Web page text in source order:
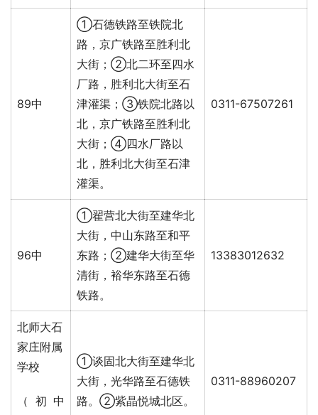
89中
①石德铁路至铁院北
路，京广铁路至胜利北
大街；②北二环至四水
厂路，胜利北大街至石
津灌渠；③铁院北路以
北，京广铁路至胜利北
大街；④四水厂路以
北，胜利北大街至石津
灌渠。
0311-67507261
96中
①翟营北大街至建华北
大街，中山东路至和平
东路；②建华大街至华
清街，裕华东路至石德
铁路。
13383012632
北师大石
家庄附属
学校
（初中
①谈固北大街至建华北
大街，光华路至石德铁
路。②紫晶悦城北区。
0311-88960207